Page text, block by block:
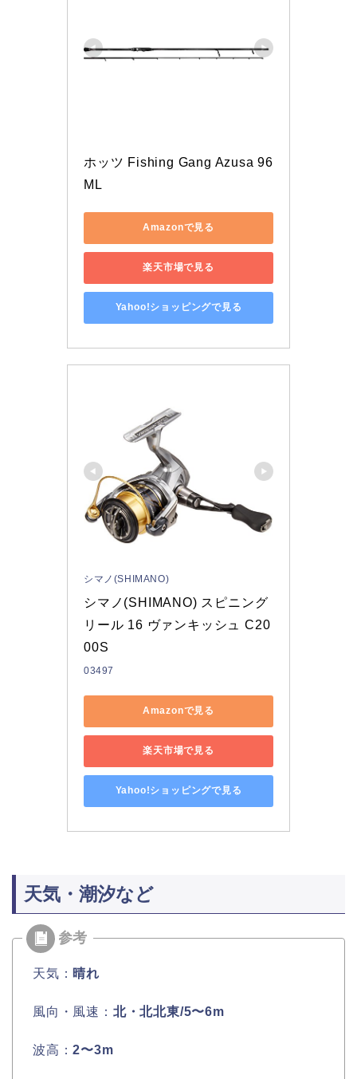
ホッツ Fishing Gang Azusa 96
ML
Amazonで見る
楽天市場で見る
Yahoo!ショッピングで見る
シマノ(SHIMANO)
シマノ(SHIMANO) スピニング
リール 16 ヴァンキッシュ C20
00S
03497
Amazonで見る
楽天市場で見る
Yahoo!ショッピングで見る
天気・潮汐など
天気： 晴れ
風向・風速： 北・北北東/5〜6m
波高：2〜3m